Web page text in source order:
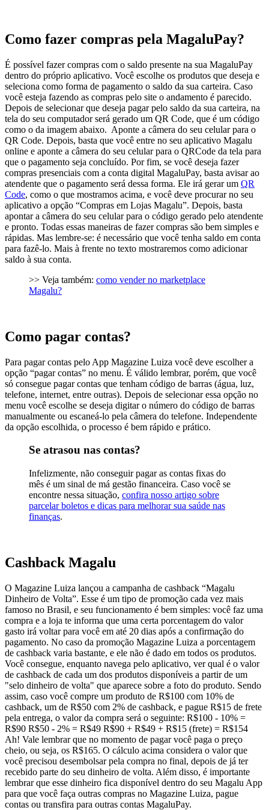
Como fazer compras pela MagaluPay?
É possível fazer compras com o saldo presente na sua MagaluPay
dentro do próprio aplicativo. Você escolhe os produtos que deseja e
seleciona como forma de pagamento o saldo da sua carteira. Caso
você esteja fazendo as compras pelo site o andamento é parecido.
Depois de selecionar que deseja pagar pelo saldo da sua carteira, na
tela do seu computador será gerado um QR Code, que é um código
como o da imagem abaixo. Aponte a câmera do seu celular para o
QR Code. Depois, basta que você entre no seu aplicativo Magalu
online e aponte a câmera do seu celular para o QRCode da tela para
que o pagamento seja concluído. Por fim, se você deseja fazer
compras presenciais com a conta digital MagaluPay, basta avisar ao
atendente que o pagamento será dessa forma. Ele irá gerar um QR
Code, como o que mostramos acima, e você deve procurar no seu
aplicativo a opção “Compras em Lojas Magalu”. Depois, basta
apontar a câmera do seu celular para o código gerado pelo atendente
e pronto. Todas essas maneiras de fazer compras são bem simples e
rápidas. Mas lembre-se: é necessário que você tenha saldo em conta
para fazê-lo. Mais à frente no texto mostraremos como adicionar
saldo à sua conta.
>> Veja também: como vender no marketplace
Magalu?
Como pagar contas?
Para pagar contas pelo App Magazine Luiza você deve escolher a
opção “pagar contas” no menu. É válido lembrar, porém, que você
só consegue pagar contas que tenham código de barras (água, luz,
telefone, internet, entre outras). Depois de selecionar essa opção no
menu você escolhe se deseja digitar o número do código de barras
manualmente ou escaneá-lo pela câmera do telefone. Independente
da opção escolhida, o processo é bem rápido e prático.
Se atrasou nas contas?
Infelizmente, não conseguir pagar as contas fixas do
mês é um sinal de má gestão financeira. Caso você se
encontre nessa situação, confira nosso artigo sobre
parcelar boletos e dicas para melhorar sua saúde nas
finanças.
Cashback Magalu
O Magazine Luiza lançou a campanha de cashback “Magalu
Dinheiro de Volta”. Esse é um tipo de promoção cada vez mais
famoso no Brasil, e seu funcionamento é bem simples: você faz uma
compra e a loja te informa que uma certa porcentagem do valor
gasto irá voltar para você em até 20 dias após a confirmação do
pagamento. No caso da promoção Magazine Luiza a porcentagem
de cashback varia bastante, e ele não é dado em todos os produtos.
Você consegue, enquanto navega pelo aplicativo, ver qual é o valor
de cashback de cada um dos produtos disponíveis a partir de um
"selo dinheiro de volta" que aparece sobre a foto do produto. Sendo
assim, caso você compre um produto de R$100 com 10% de
cashback, um de R$50 com 2% de cashback, e pague R$15 de frete
pela entrega, o valor da compra será o seguinte: R$100 - 10% =
R$90 R$50 - 2% = R$49 R$90 + R$49 + R$15 (frete) = R$154
Ah! Vale lembrar que no momento de pagar você paga o preço
cheio, ou seja, os R$165. O cálculo acima considera o valor que
você precisou desembolsar pela compra no final, depois de já ter
recebido parte do seu dinheiro de volta. Além disso, é importante
lembrar que esse dinheiro fica disponível dentro do seu Magalu App
para que você faça outras compras no Magazine Luiza, pague
contas ou transfira para outras contas MagaluPay.